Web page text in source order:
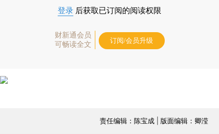
登录 后获取已订阅的阅读权限
财新通会员
可畅读全文
订阅/会员升级
责任编辑：陈宝成 | 版面编辑：卿滢